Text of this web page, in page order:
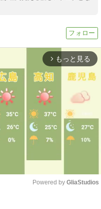
arrow_forward_ios もっと見る
Powered by GliaStudios